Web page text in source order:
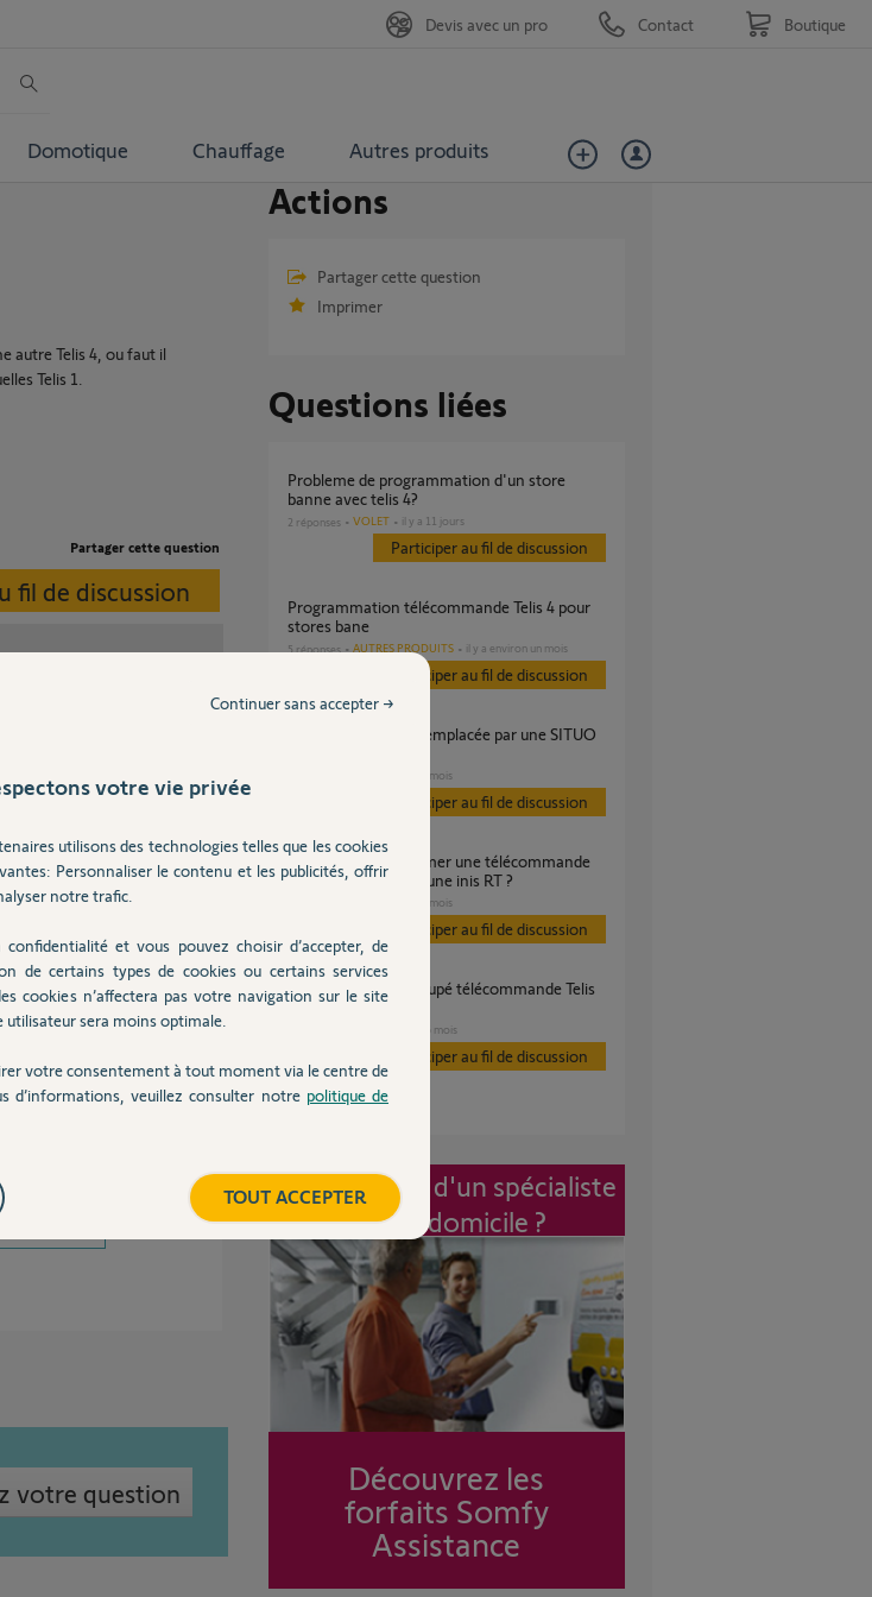
Domotique Chauffage Autres produits
Devis avec un pro Contact Boutique
autre Telis 4, ou faut il
Telis 1.
Partager cette question
fil de discussion
d'une autre Telis 4
pour une Telis 1.
sur Telis 4.
votre question
Actions
Partager cette question
Imprimer
Questions liées
probleme de programmation d'un store
banne avec telis 4?
2 réponses VOLET il y a 11 jours
Participer au fil de discussion
Programmation télécommande Telis 4 pour
stores bane
5 réponses AUTRES PRODUITS il y a environ un mois
Participer au fil de discussion
il y a 3 mois
Participer au fil de discussion
comment programmer une télécommande
Télis 4RTS à partir d'une inis RT ?
il y a 6 mois
Participer au fil de discussion
Programmation groupé télécommande Telis
4 RTS PURE
il y a 6 mois
Participer au fil de discussion
Intervention d'un spécialiste
à mon domicile ?
Découvrez les
forfaits Somfy
Assistance
votre vie privée
utilisons des technologies telles que les cookies
Personnaliser le contenu et les publicités, offrir
notre trafic.
et vous pouvez choisir d’accepter, de
de certains types de cookies ou certains services
cookies n’affectera pas votre navigation sur le site
sera moins optimale.
votre consentement à tout moment via le centre de
d’informations, veuillez consulter notre politique de
Continuer sans accepter →
TOUT ACCEPTER